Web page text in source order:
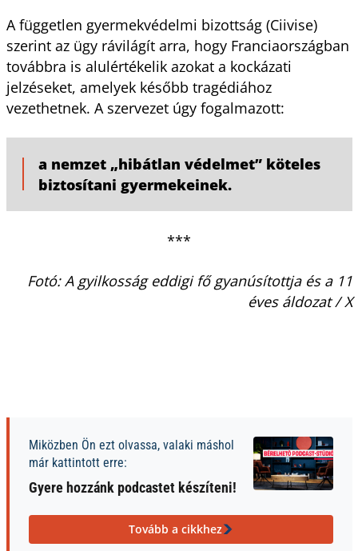
A független gyermekvédelmi bizottság (Ciivise)
szerint az ügy rávilágít arra, hogy Franciaországban
továbbra is alulértékelik azokat a kockázati
jelzéseket, amelyek később tragédiához
vezethetnek. A szervezet úgy fogalmazott:
a nemzet „hibátlan védelmet” köteles
biztosítani gyermekeinek.
***
Fotó: A gyilkosság eddigi fő gyanúsítottja és a 11
éves áldozat / X
Miközben Ön ezt olvassa, valaki máshol
már kattintott erre:
Gyere hozzánk podcastet készíteni!
Tovább a cikkhez